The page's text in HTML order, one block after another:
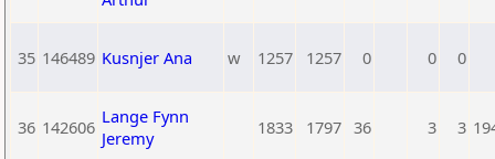
35 146489 Kusnjer Ana w 1257 1257 0 0 0
36 142606 Lange Fynn
Jeremy
1833 1797 36 3 3